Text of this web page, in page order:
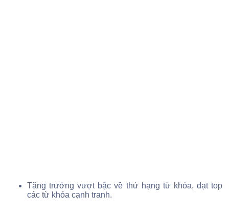
Tăng trưởng vượt bậc về thứ hạng từ khóa, đạt top
các từ khóa cạnh tranh.